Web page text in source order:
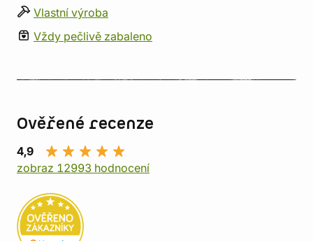
Vlastní výroba
Vždy pečlivě zabaleno
Ověřené recenze
4,9
zobraz 12993 hodnocení